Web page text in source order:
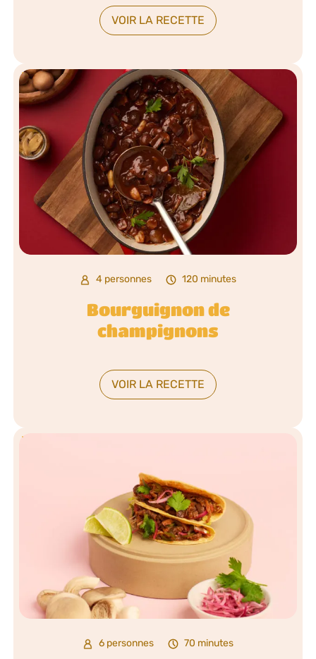
VOIR LA RECETTE
4 personnes 120 minutes
Bourguignon de
champignons
VOIR LA RECETTE
6 personnes 70 minutes